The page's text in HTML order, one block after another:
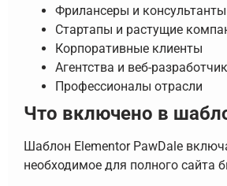
Фрилансеры и консультанты
Стартапы и растущие
Корпоративные клиенты
Агентства и веб-
Профессионалы отрасли
Что включено в
Шаблон Elementor PawDale
необходимое для полного сайта